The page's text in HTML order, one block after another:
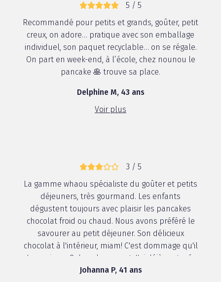
5 / 5
Recommandé pour petits et grands, goûter, petit
creux, on adore… pratique avec son emballage
individuel, son paquet recyclable… on se régale.
On part en week-end, à l’école, chez nounou le
pancake 🥞 trouve sa place.
Delphine M, 43 ans
Voir plus
3 / 5
La gamme whaou spécialiste du goûter et petits
déjeuners, très gourmand. Les enfants
dégustent toujours avec plaisir les pancakes
chocolat froid ou chaud. Nous avons préféré le
savourer au petit déjeuner. Son délicieux
chocolat à l'intérieur, miam! C'est dommage qu'il
n'y en ai que 8 dans le paquet. J'ai déjà partagé ...
Johanna P, 41 ans